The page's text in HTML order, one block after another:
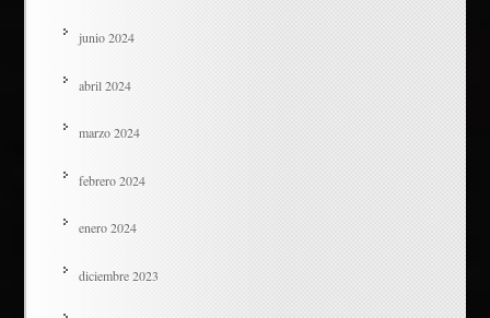
junio 2024
abril 2024
marzo 2024
febrero 2024
enero 2024
diciembre 2023